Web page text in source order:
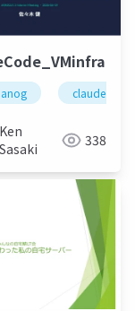
vm
claude code
Ken
Sasaki
338